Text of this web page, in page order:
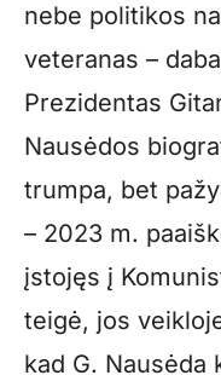
nebe politikos
veteranas –
Prezidentas
Nausėdos
trumpa, bet
– 2023 m.
įstojęs į
teigė, jos
kad G. Nausėda